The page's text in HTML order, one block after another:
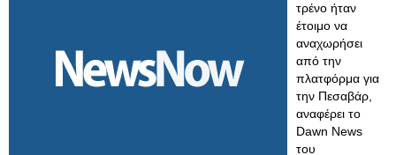
τρένο ήταν
έτοιμο να
αναχωρήσει
από την
πλατφόρμα για
την Πεσαβάρ,
αναφέρει το
Dawn News
του